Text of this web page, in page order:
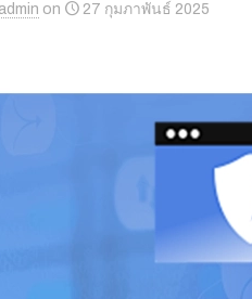
on 27 กุมภาพันธ์ 2025